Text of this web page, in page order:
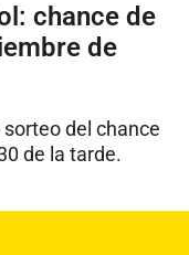
chance de
de
del chance
de la tarde.